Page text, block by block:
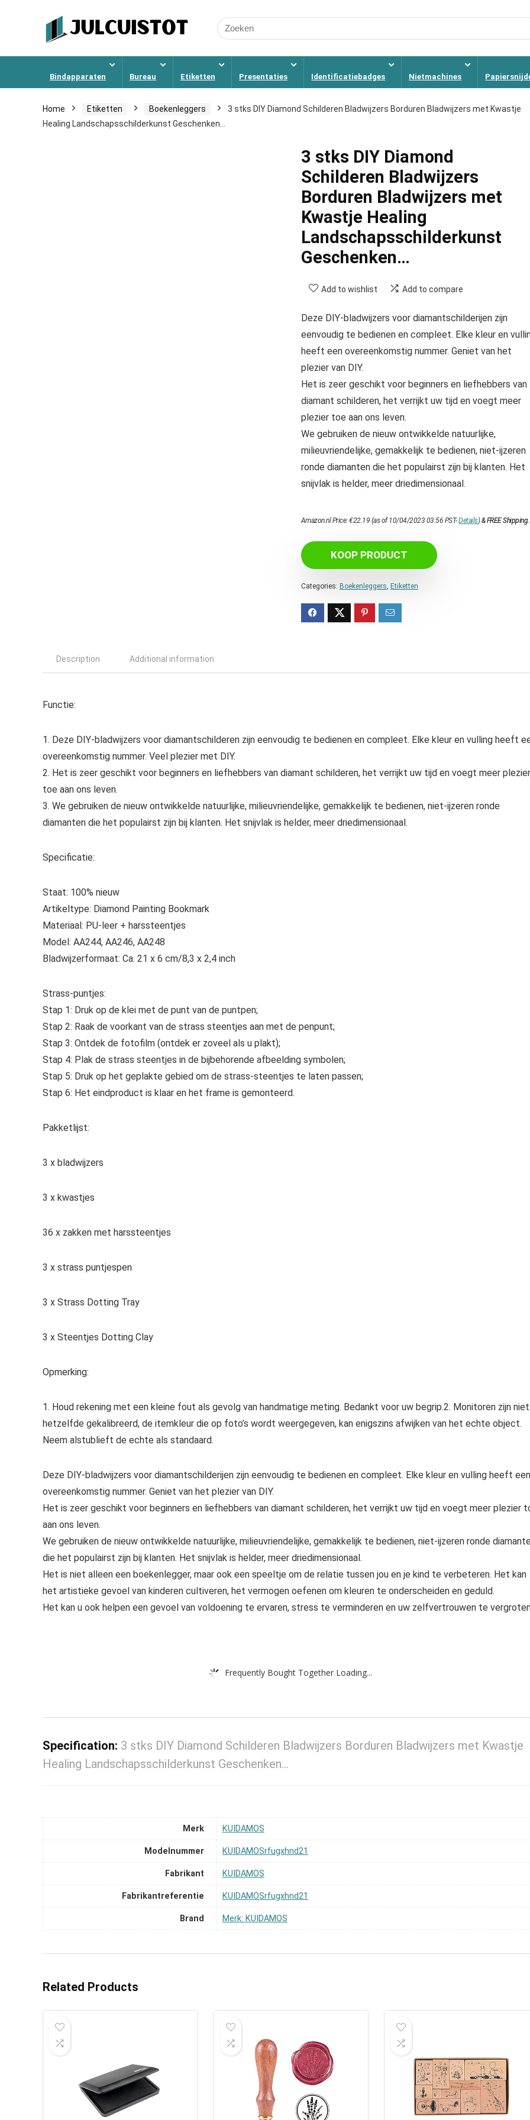
Search
for:
Bindapparaten Bureau Etiketten Presentaties Identificatiebadges Nietmachines
Home Etiketten Boekenleggers
3 stks DIY Diamond Schilderen Bladwijzers Borduren Bladwijzers met Kwastje
Healing Landschapsschilderkunst Geschenken…
3 stks DIY Diamond
Schilderen Bladwijzers
Borduren Bladwijzers met
Kwastje Healing
Landschapsschilderkunst
Geschenken…
Add to wishlist Add to compare
Deze DIY-bladwijzers voor diamantschilderijen zijn
eenvoudig te bedienen en compleet. Elke kleur en
heeft een overeenkomstig nummer. Geniet van het
plezier van DIY.
Het is zeer geschikt voor beginners en liefhebbers van
diamant schilderen, het verrijkt uw tijd en voegt meer
plezier toe aan ons leven.
We gebruiken de nieuw ontwikkelde natuurlijke,
milieuvriendelijke, gemakkelijk te bedienen, niet-ijzeren
ronde diamanten die het populairst zijn bij klanten. Het
snijvlak is helder, meer driedimensionaal.
Amazon.nl Price:€22.19 (as of 10/04/2023 03:56 PST-Details)&FREE Shipping.
KOOP PRODUCT
Categories: Boekenleggers, Etiketten
Description Additional information
Functie:
1. Deze DIY-bladwijzers voor diamantschilderen zijn eenvoudig te bedienen en compleet. Elke kleur en vulling heeft
overeenkomstig nummer. Veel plezier met DIY.
2. Het is zeer geschikt voor beginners en liefhebbers van diamant schilderen, het verrijkt uw tijd en voegt meer plezier
toe aan ons leven.
3. We gebruiken de nieuw ontwikkelde natuurlijke, milieuvriendelijke, gemakkelijk te bedienen, niet-ijzeren ronde
diamanten die het populairst zijn bij klanten. Het snijvlak is helder, meer driedimensionaal.
Specificatie:
Staat: 100% nieuw
Artikeltype: Diamond Painting Bookmark
Materiaal: PU-leer + harssteentjes
Model: AA244, AA246, AA248
Bladwijzerformaat: Ca. 21 x 6 cm/8,3 x 2,4 inch
Strass-puntjes:
Stap 1: Druk op de klei met de punt van de puntpen;
Stap 2: Raak de voorkant van de strass steentjes aan met de penpunt;
Stap 3: Ontdek de fotofilm (ontdek er zoveel als u plakt);
Stap 4: Plak de strass steentjes in de bijbehorende afbeelding symbolen;
Stap 5: Druk op het geplakte gebied om de strass-steentjes te laten passen;
Stap 6: Het eindproduct is klaar en het frame is gemonteerd.
Pakketlijst:
3 x bladwijzers
3 x kwastjes
36 x zakken met harssteentjes
3 x strass puntjespen
3 x Strass Dotting Tray
3 x Steentjes Dotting Clay
Opmerking:
1. Houd rekening met een kleine fout als gevolg van handmatige meting. Bedankt voor uw begrip.2. Monitoren zijn niet
hetzelfde gekalibreerd, de itemkleur die op foto’s wordt weergegeven, kan enigszins afwijken van het echte object.
Neem alstublieft de echte als standaard.
Deze DIY-bladwijzers voor diamantschilderijen zijn eenvoudig te bedienen en compleet. Elke kleur en vulling heeft een
overeenkomstig nummer. Geniet van het plezier van DIY.
Het is zeer geschikt voor beginners en liefhebbers van diamant schilderen, het verrijkt uw tijd en voegt meer plezier
aan ons leven.
We gebruiken de nieuw ontwikkelde natuurlijke, milieuvriendelijke, gemakkelijk te bedienen, niet-ijzeren ronde
die het populairst zijn bij klanten. Het snijvlak is helder, meer driedimensionaal.
Het is niet alleen een boekenlegger, maar ook een speeltje om de relatie tussen jou en je kind te verbeteren. Het kan
het artistieke gevoel van kinderen cultiveren, het vermogen oefenen om kleuren te onderscheiden en geduld.
Het kan u ook helpen een gevoel van voldoening te ervaren, stress te verminderen en uw zelfvertrouwen te
Frequently Bought Together Loading...
Specification: 3 stks DIY Diamond Schilderen Bladwijzers Borduren Bladwijzers met Kwastje
Healing Landschapsschilderkunst Geschenken…
Merk ‎KUIDAMOS
Modelnummer ‎KUIDAMOSrfugxhnd21
Fabrikant ‎KUIDAMOS
Fabrikantreferentie ‎KUIDAMOSrfugxhnd21
Brand Merk: KUIDAMOS
Related Products